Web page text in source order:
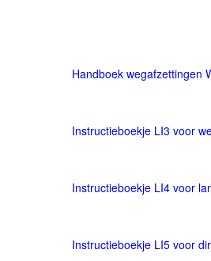
Handboek wegafzettingen
Instructieboekje LI3 voor
Instructieboekje LI4 voor
Instructieboekje LI5 voor